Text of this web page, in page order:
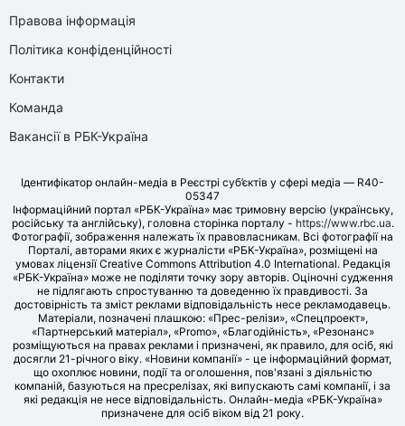
Правова інформація
Політика конфіденційності
Контакти
Команда
Вакансії в РБК-Україна
Ідентифікатор онлайн-медіа в Реєстрі суб’єктів у сфері медіа — R40-
05347
Інформаційний портал «РБК-Україна» має тримовну версію (українську,
російську та англійську), головна сторінка порталу - https://www.rbc.ua.
Фотографії, зображення належать їх правовласникам. Всі фотографії на
Порталі, авторами яких є журналісти «РБК-Україна», розміщені на
умовах ліцензії Creative Commons Attribution 4.0 International. Редакція
«РБК-Україна» може не поділяти точку зору авторів. Оціночні судження
не підлягають спростуванню та доведенню їх правдивості. За
достовірність та зміст реклами відповідальність несе рекламодавець.
Матеріали, позначені плашкою: «Прес-релізи», «Спецпроект»,
«Партнерський матеріал», «Promo», «Благодійність», «Резонанс»
розміщуються на правах реклами і призначені, як правило, для осіб, які
досягли 21-річного віку. «Новини компанії» - це інформаційний формат,
що охоплює новини, події та оголошення, пов'язані з діяльністю
компаній, базуються на пресрелізах, які випускають самі компанії, і за
які редакція не несе відповідальність. Онлайн-медіа «РБК-Україна»
призначене для осіб віком від 21 року.